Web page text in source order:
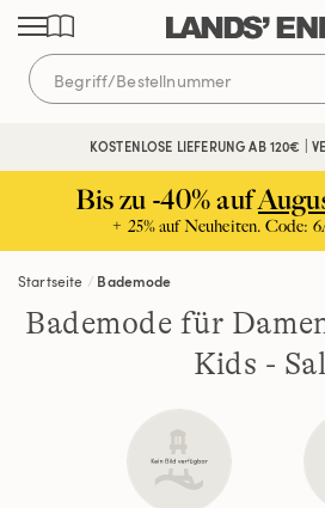
Direkt
zum
Inhalt
Direkt
zur
Navigation
Direkt
zur
Suche
KOSTENLOSE LIEFERUNG AB 120€ |
Bis zu -40% auf
+ 25% auf Neuheiten. Code:
Startseite Bademode
Bademode für
Kids -